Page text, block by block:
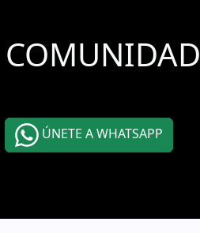
COMUNIDAD
ÚNETE A WHATSAPP